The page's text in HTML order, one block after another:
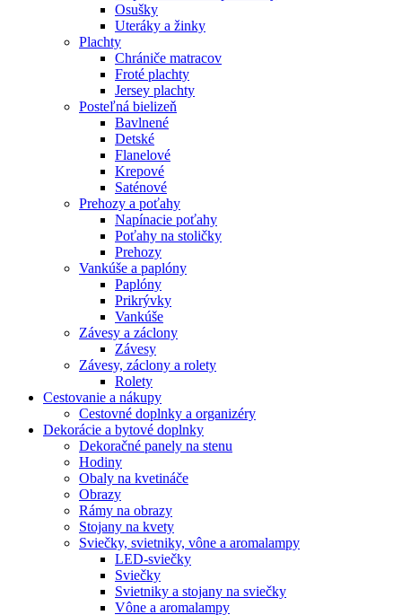
Osušky
Uteráky a žinky
Plachty
Chrániče matracov
Froté plachty
Jersey plachty
Posteľná bielizeň
Bavlnené
Detské
Flanelové
Krepové
Saténové
Prehozy a poťahy
Napínacie poťahy
Poťahy na stoličky
Prehozy
Vankúše a paplóny
Paplóny
Prikrývky
Vankúše
Závesy a záclony
Závesy
Závesy, záclony a rolety
Rolety
Cestovanie a nákupy
Cestovné doplnky a organizéry
Dekorácie a bytové doplnky
Dekoračné panely na stenu
Hodiny
Obaly na kvetináče
Obrazy
Rámy na obrazy
Stojany na kvety
Sviečky, svietniky, vône a aromalampy
LED-sviečky
Sviečky
Svietniky a stojany na sviečky
Vône a aromalampy